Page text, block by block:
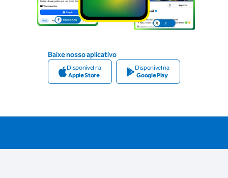
Baixe nosso aplicativo
Disponível na
Apple Store
Disponível na
Google Play